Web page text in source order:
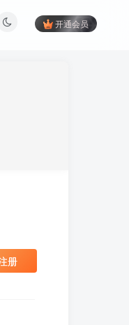
开通会员
册